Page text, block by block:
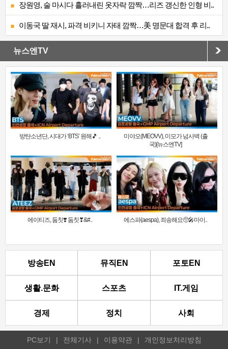
장원영, 술 마시다 흘러내린 옷자락 깜짝…리즈 갱신한 인형 비..
이동국 딸 재시, 파격 비키니 자태 깜짝…美 명문대 합격 후 리..
뉴스엔TV
방탄소년단, 시대가 ‘BTS’ 원해🎵 ..
미야오(MEOVV), 미모가 넘사벽 (출
국)[뉴스엔TV]
에이티즈, 둠칫❣️ 둠칫❣&#.. 에스파(aespa), 죄송해요🥺🎤마이..
방송EN 뮤직EN 포토EN
생활.문화 스포츠 IT.게임
경제 정치 사회
PC보기 | 전체기사 | 이용약관 | 개인정보처리방침